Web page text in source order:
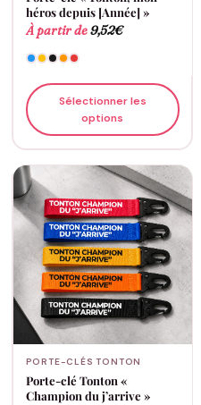
héros depuis [Année] »
À partir de9,52€
Sélectionner les
options
PORTE-CLÉS TONTON
Porte-clé Tonton «
Champion du j’arrive »